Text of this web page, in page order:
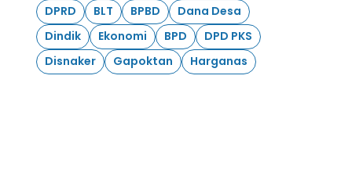
DPRD
BLT BPBD
Dana Desa
Dindik
Ekonomi BPD
DPD PKS
Disnaker
Gapoktan Harganas